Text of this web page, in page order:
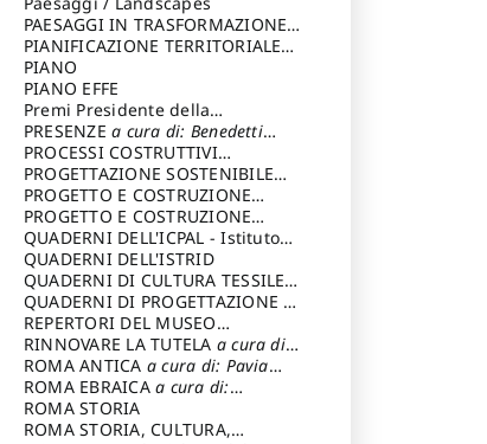
Cavalieri Patrizia
PAESAGGI IN TRASFORMAZIONEa
cura di: Corti Enrico A.
PIANIFICAZIONE TERRITORIALE
URBANISTICA ED AMBIENTALE
cura di: Costa Enrico
PIANO
PIANO EFFE
Premi Presidente della
Repubblica
PRESENZEa cura di: Benedetti
Sandro
PROCESSI COSTRUTTIVI
DELL'ARCHITETTURAa cura di:
Ippoliti Alessandro
PROGETTAZIONE SOSTENIBILE
PARTECIPATA
PROGETTO E COSTRUZIONE
DELL’ARCHITETTURA
PROGETTO E COSTRUZIONE
SOSTENIBILE
QUADERNI DELL'ICPAL - Istituto
centrale per il restauro e la
conservazione del patrimonio
archivistico e librario
QUADERNI DELL'ISTRID
QUADERNI DI CULTURA TESSILEa
cura di: Crispolti Livia
QUADERNI DI PROGETTAZIONE a
cura di: Giura Longo Tommaso
REPERTORI DEL MUSEO
CENTRALE DEL RISORGIMENTOa
cura di: Pizzo Marco
RINNOVARE LA TUTELA a cura di:
Cicalò Enrico
ROMA ANTICA a cura di: Pavia
Carlo
ROMA EBRAICAa cura di:
Procaccia Claudio
ROMA STORIA
ROMA STORIA, CULTURA,